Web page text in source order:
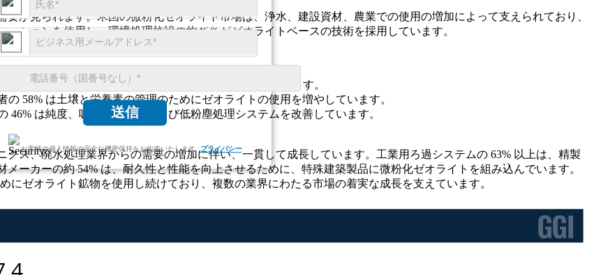
送信
お客様の個人情報の完全な機密保持をお約束いたします.プライバシー
が見られます。米国の微粉化ゼオライト市場は、浄水、建設資材、農業での使用の増加によって支えられており、
ションを使用し、環境処理施設の約46％がゼオライトベースの技術を採用しています。
3,740 万に達し、5.2% の CAGR で成長すると予想されます。
58% は土壌と栄養素の管理のためにゼオライトの使用を増やしています。
46% は純度、吸着、分散、および低粉塵処理システムを改善しています。
ス、廃水処理業界からの需要の増加に伴い、一貫して成長しています。工業用ろ過システムの 63% 以上は、精製
ーカーの約 54% は、耐久性と性能を向上させるために、特殊建築製品に微粉化ゼオライトを組み込んでいます。
にゼオライト鉱物を使用し続けており、複数の業界にわたる市場の着実な成長を支えています。